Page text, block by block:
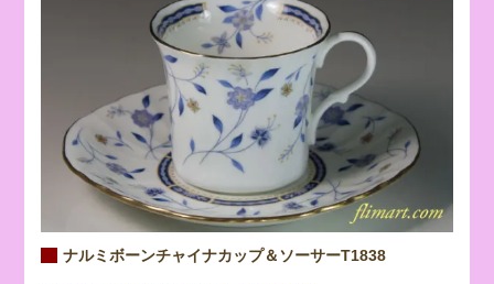
ナルミボーンチャイナカップ＆ソーサーT1838